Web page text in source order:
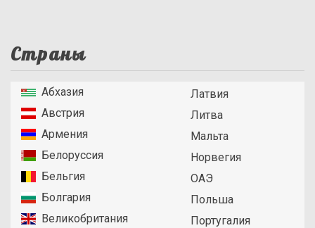
Страны
Абхазия
Австрия
Армения
Белоруссия
Бельгия
Болгария
Великобритания
Латвия
Литва
Мальта
Норвегия
ОАЭ
Польша
Португалия